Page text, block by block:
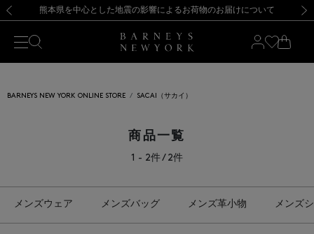
新規登録のお客様も対象！＜MY BARNEYS＞会員のお客様は11,000円（税込）以上のお買上げで常時送料無料！お買い物の際は会員登録を！
【夏季休業に伴う出荷一時停止のお知らせ】(2026.8.7) 【オンラインストア カスタマーセンター夏季休業に関するお知らせ】（2026.8.7）【夏季休業に伴う返品・交換承り一時停止のお知らせ】（2026.8.5）
熊本県を中心とした地震の影響によるお荷物のお届けについて
【開催中】SUMMER SALEのご案内・ご注意事項 新規登録のお客様も対象！＜MY BARNEYS＞会員のお客様は11,000円（税込）以上のお買上げで常時送料無料！お買い物の際は会員登録を！
【夏季休業に伴う出荷一時停止のお知らせ】(2026.8.7)
BARNEYS NEW YORK ONLINE STORE SACAI（サカイ）
商品一覧
1 - 2件 / 2件
メンズウェア メンズバッグ メンズ革小物 メンズ